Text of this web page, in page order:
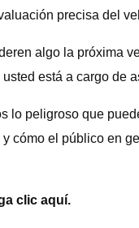
precisa del
algo la próxima
está a cargo
lo peligroso que
cómo el público en
clic aquí.